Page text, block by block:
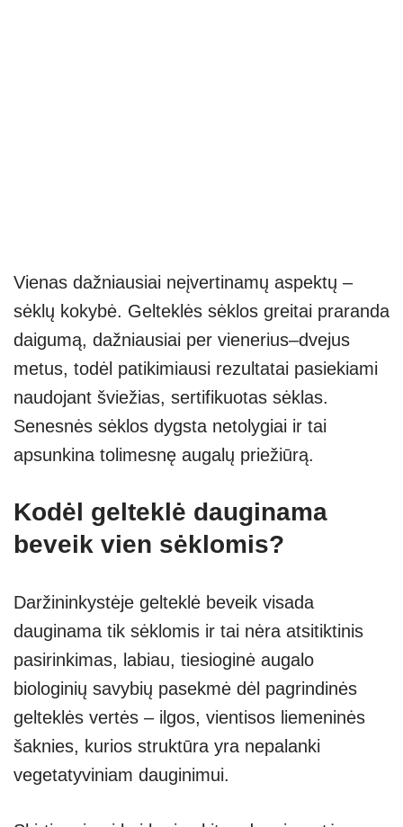
Vienas dažniausiai neįvertinamų aspektų –
sėklų kokybė. Gelteklės sėklos greitai praranda
daigumą, dažniausiai per vienerius–dvejus
metus, todėl patikimiausi rezultatai pasiekiami
naudojant šviežias, sertifikuotas sėklas.
Senesnės sėklos dygsta netolygiai ir tai
apsunkina tolimesnę augalų priežiūrą.
Kodėl gelteklė dauginama
beveik vien sėklomis?
Daržininkystėje gelteklė beveik visada
dauginama tik sėklomis ir tai nėra atsitiktinis
pasirinkimas, labiau, tiesioginė augalo
biologinių savybių pasekmė dėl pagrindinės
gelteklės vertės – ilgos, vientisos liemeninės
šaknies, kurios struktūra yra nepalanki
vegetatyviniam dauginimui.